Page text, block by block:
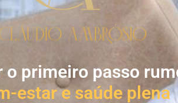
o primeiro passo
estar e saúde plena